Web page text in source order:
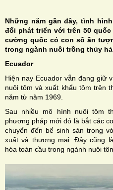
Những năm gần đây, tình
đối phát triển với trên 50
cường quốc có con số ấn
trong ngành nuôi trồng thủy
Ecuador
Hiện nay Ecuador vẫn đang giữ
nuôi tôm và xuất khẩu tôm trên
năm từ năm 1969.
Sau nhiều mô hình nuôi tôm
phương pháp mới đó là bắt các
chuyển đến bể sinh sản trong
xuất và thương mại. Đây cũng
hóa toàn cầu trong ngành nuôi